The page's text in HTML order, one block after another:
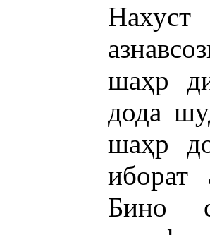
шаҳр
дода
шаҳр
Бино